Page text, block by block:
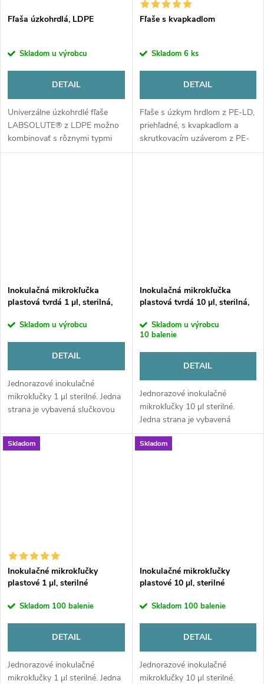
Fľaša úzkohrdlá, LDPE
Skladom u výrobcu
DETAIL
Univerzálne úzkohrdlé fľaše
LABSOLUTE® z LDPE možno
kombinovať s rôznymi typmi
uzáverov.
Fľaše s kvapkadlom
Skladom 6 ks
DETAIL
Fľaše s úzkym hrdlom z PE-LD,
priehľadné, s kvapkadlom a
skrutkovacím uzáverom z PE-
HD.Mimoriadne dlhá, jemná
Inokulačná mikrokľučka
plastová tvrdá 1 µl, sterilná,
Skladom u výrobcu
DETAIL
Jednorazové inokulačné
mikrokľučky 1 µl sterilné. Jedna
strana je vybavená slučkovou
ihlou. Balenie: 20 ks v sáčku.
Inokulačná mikrokľučka
plastová tvrdá 10 µl, sterilná,
Skladom u výrobcu
10 balenie
DETAIL
Jednorazové inokulačné
mikrokľučky 10 µl sterilné.
Jedna strana je vybavená
slučkovou hlavou a druhá
očkovacou ihlou. Balenie: 20 ks
Skladom
Inokulačné mikrokľučky
plastové 1 µl, sterilné
Skladom 100 balenie
DETAIL
Jednorazové inokulačné
mikrokľučky 1 µl sterilné. Jedna
Skladom
Inokulačné mikrokľučky
plastové 10 µl, sterilné
Skladom 100 balenie
DETAIL
Jednorazové inokulačné
mikrokľučky 10 µl sterilné.